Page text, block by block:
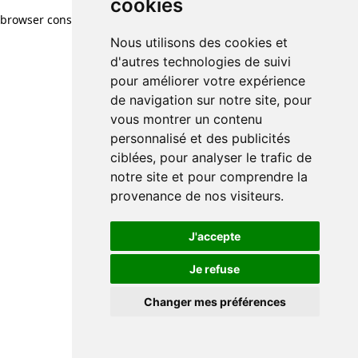
cookies
Nous utilisons des cookies et
d'autres technologies de suivi
pour améliorer votre expérience
de navigation sur notre site, pour
vous montrer un contenu
personnalisé et des publicités
ciblées, pour analyser le trafic de
notre site et pour comprendre la
provenance de nos visiteurs.
J'accepte
Je refuse
Changer mes préférences
browser console for more information)